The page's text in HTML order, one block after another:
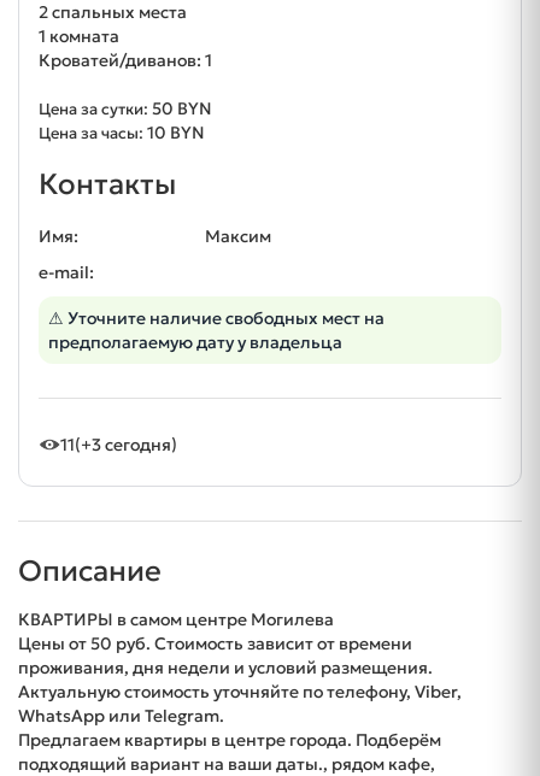
2 спальных места
1 комната
Кроватей/диванов: 1
Цена за сутки: 50 BYN
Цена за часы: 10 BYN
Контакты
Имя:
Максим
e-mail:
⚠ Уточните наличие свободных мест на
предполагаемую дату у владельца
11(+3 сегодня)
Описание
КВАРТИРЫ в самом центре Могилева
Цены от 50 руб. Стоимость зависит от времени
проживания, дня недели и условий размещения.
Актуальную стоимость уточняйте по телефону, Viber,
WhatsApp или Telegram.
Предлагаем квартиры в центре города. Подберём
подходящий вариант на ваши даты., рядом кафе,